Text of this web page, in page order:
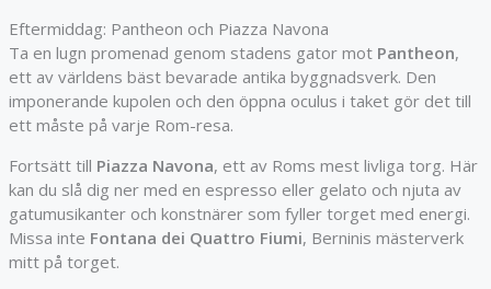
Eftermiddag: Pantheon och Piazza Navona
Ta en lugn promenad genom stadens gator mot Pantheon,
ett av världens bäst bevarade antika byggnadsverk. Den
imponerande kupolen och den öppna oculus i taket gör det till
ett måste på varje Rom-resa.
Fortsätt till Piazza Navona, ett av Roms mest livliga torg. Här
kan du slå dig ner med en espresso eller gelato och njuta av
gatumusikanter och konstnärer som fyller torget med energi.
Missa inte Fontana dei Quattro Fiumi, Berninis mästerverk
mitt på torget.